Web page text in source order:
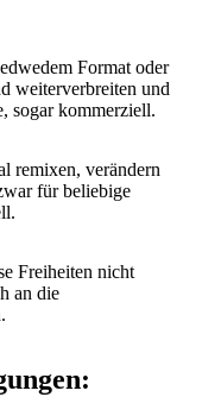
Format oder
weiterverbreiten und
sogar kommerziell.
remixen, verändern
für beliebige
Freiheiten nicht
an die